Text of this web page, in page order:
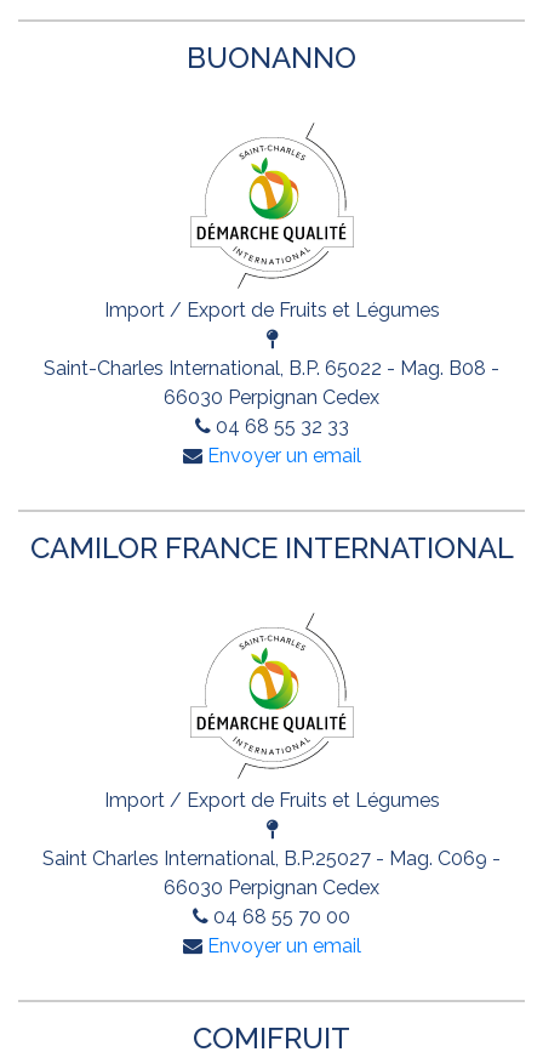
BUONANNO
Import / Export de Fruits et Légumes
Saint-Charles International, B.P. 65022 - Mag. B08 -
66030 Perpignan Cedex
04 68 55 32 33
Envoyer un email
CAMILOR FRANCE INTERNATIONAL
Import / Export de Fruits et Légumes
Saint Charles International, B.P.25027 - Mag. C069 -
66030 Perpignan Cedex
04 68 55 70 00
Envoyer un email
COMIFRUIT